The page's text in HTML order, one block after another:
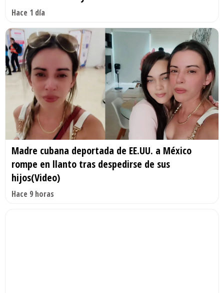
Hace 1 día
Madre cubana deportada de EE.UU. a México
rompe en llanto tras despedirse de sus
hijos(Video)
Hace 9 horas